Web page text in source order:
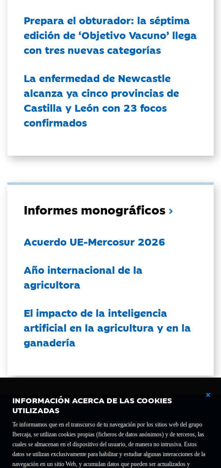
INFORMACIÓN ACERCA DE LAS COOKIES
UTILIZADAS
Te informamos que en el transcurso de tu navegación por los sitios web del grupo
Ibercaja, se utilizan cookies propias (ficheros de datos anónimos) y de terceros, las
cuales se almacenan en el dispositivo del usuario, de manera no intrusiva. Estos
datos se utilizan exclusivamente para habilitar y estudiar algunas interacciones de la
navegación en un sitio Web, y acumulan datos que pueden ser actualizados y
Prepara el obturador: la séptima
edición de ‘Objetivo Vacuno’ llega
con tres nuevas categorías
La enfermedad de Newcastle
alcanza ya cinco provincias de
Castilla y León con 23 focos
confirmados
Informes monográficos
Acuerdo UE-Mercosur 2026
Año internacional de la
agricultora
El impacto de la inteligencia
artificial en la agricultura y en la
ganadería
Fundación Bancaria Ibercaja C.I.F. G-50000652.
Inscrita en el Registro de Fundaciones del Mº de Educación, Cultura y Deporte con el nº